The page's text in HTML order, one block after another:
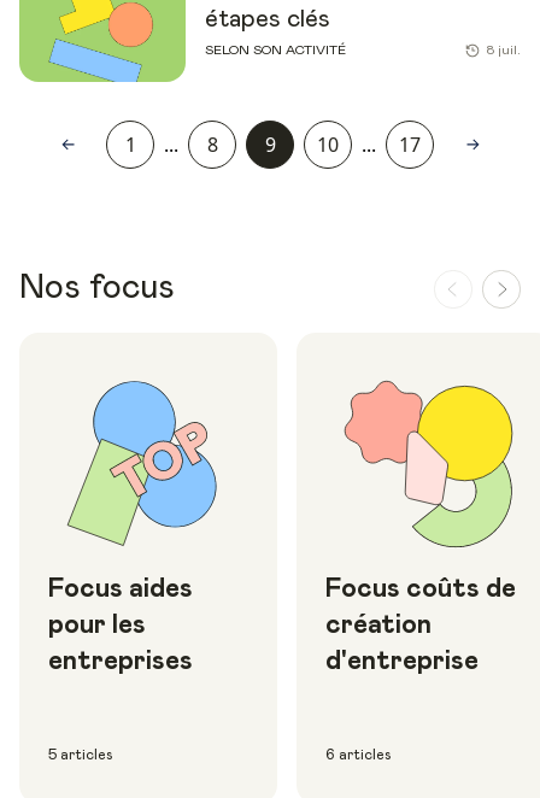
étapes clés
SELON SON ACTIVITÉ 8 juil.
1 ... 8 9 10 ... 17
Nos focus
Focus aides
pour les
entreprises
5 articles
Focus coûts de
création
d'entreprise
6 articles